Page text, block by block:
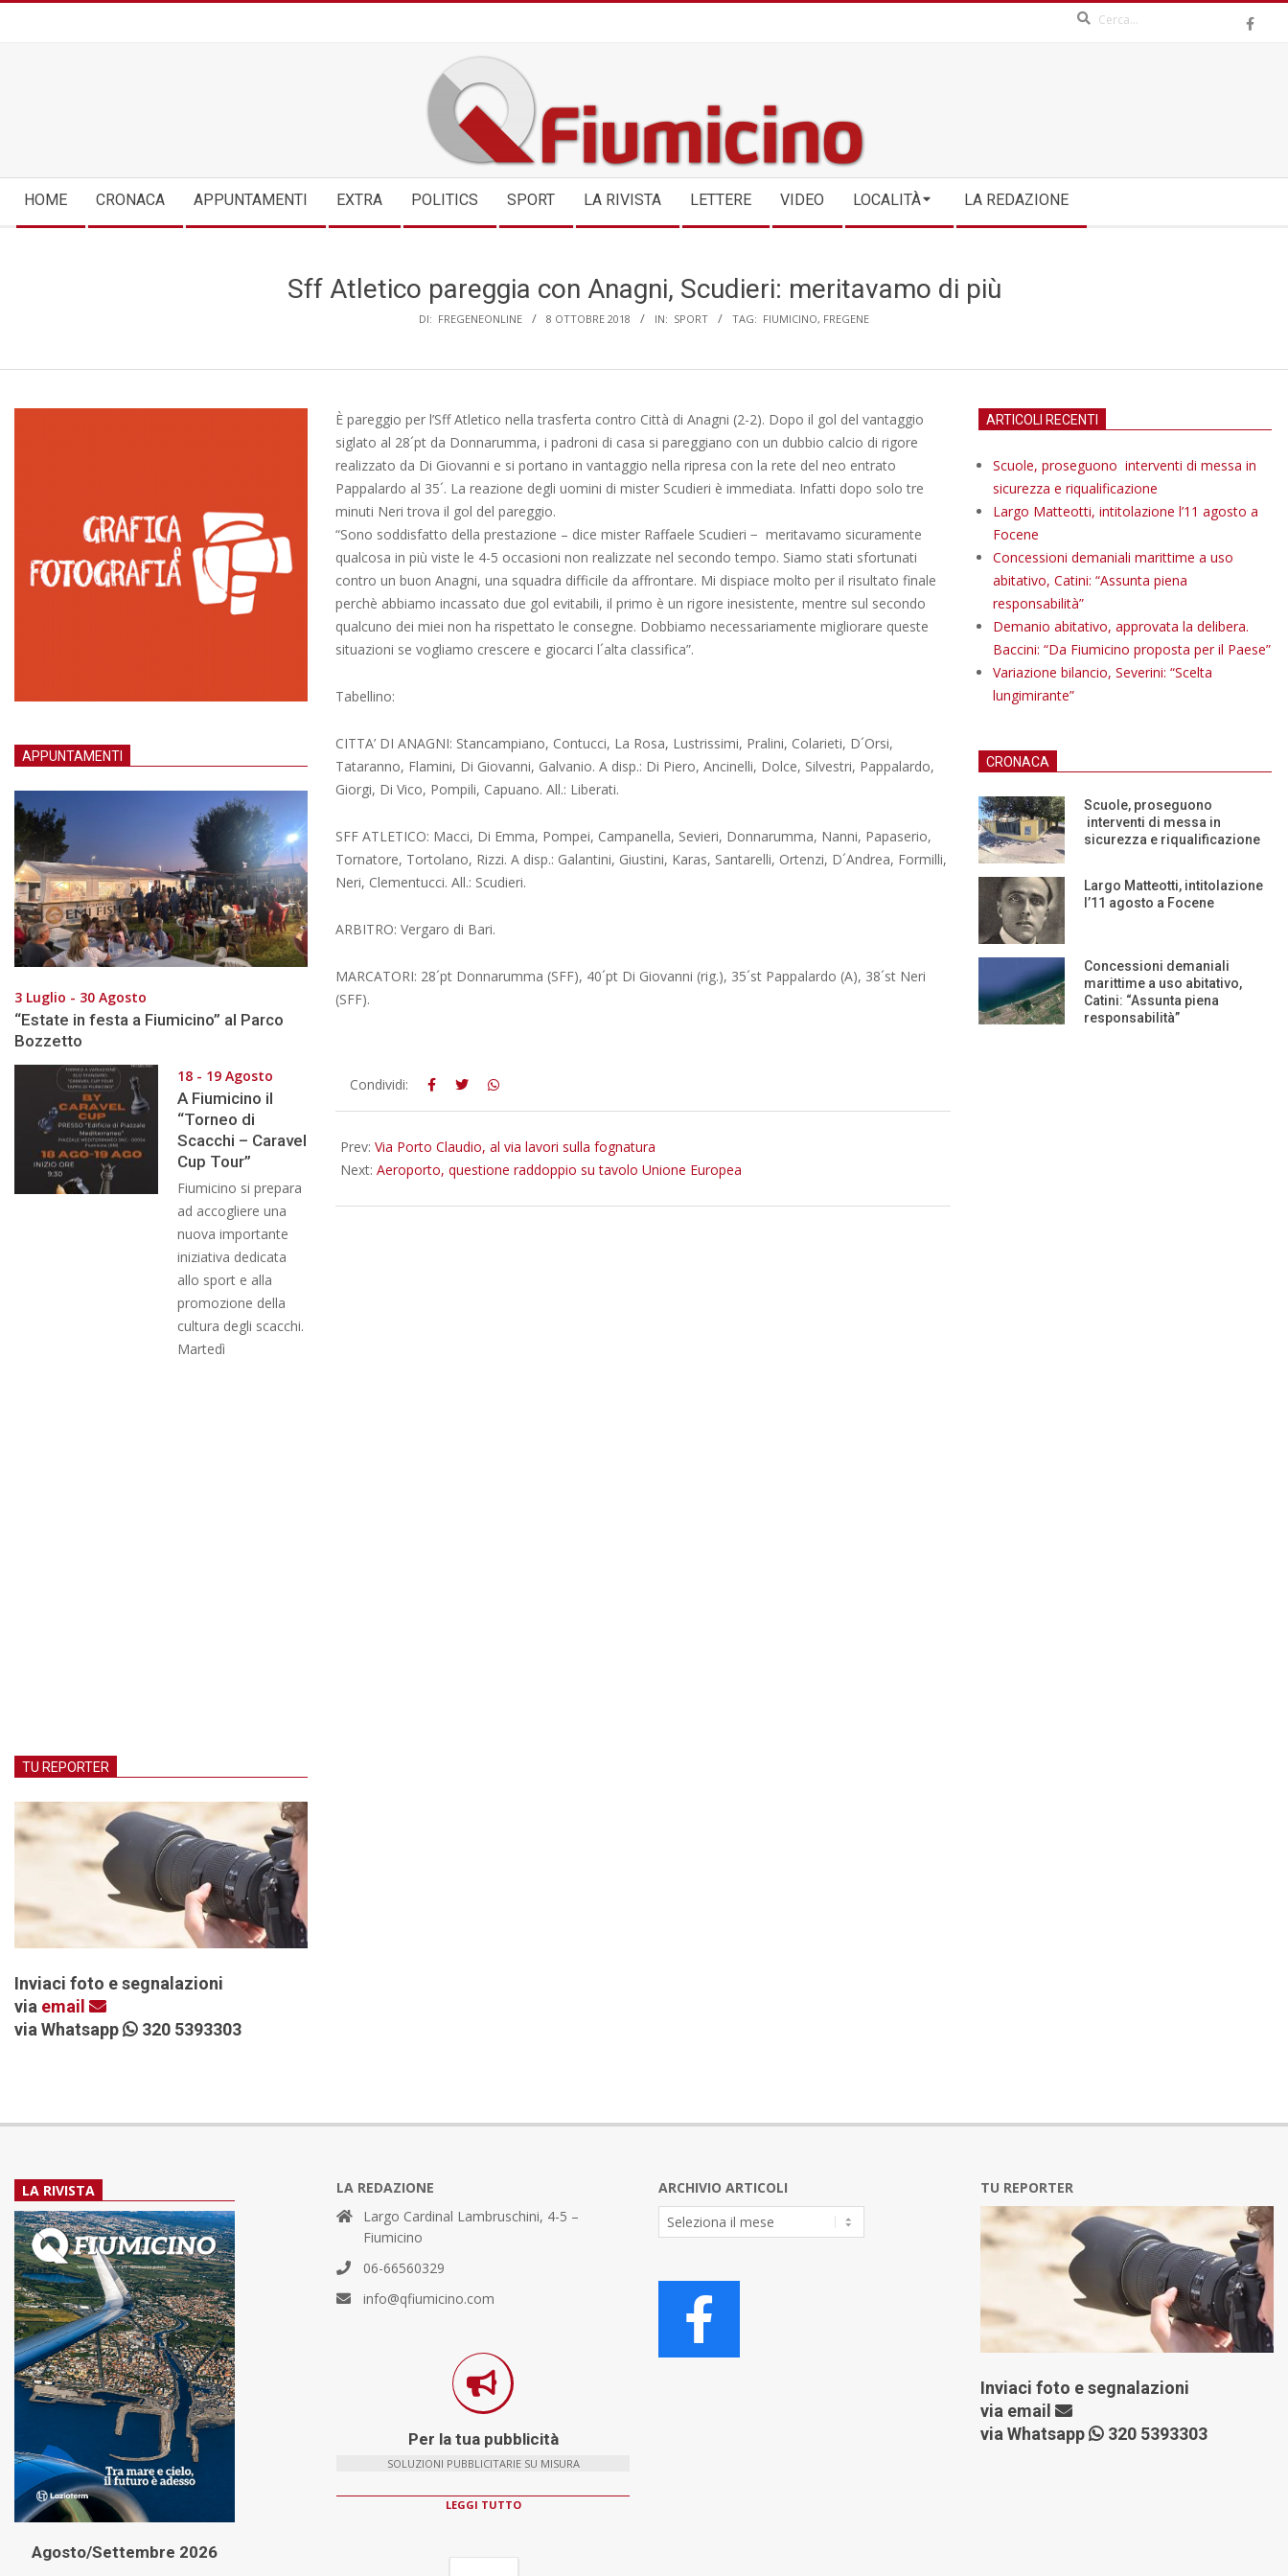
QFIUMICINO.COM
Navigation
Menu
HOME CRONACA APPUNTAMENTI EXTRA POLITICS SPORT LA RIVISTA LETTERE VIDEO LOCALITÀ LA REDAZIONE
Sff Atletico pareggia con Anagni, Scudieri: meritavamo di più
DI: FREGENEONLINE 8 OTTOBRE 2018 IN: SPORT TAG: FIUMICINO, FREGENE
È pareggio per l’Sff Atletico nella trasferta contro Città di Anagni (2-2). Dopo il gol del vantaggio
siglato al 28´pt da Donnarumma, i padroni di casa si pareggiano con un dubbio calcio di rigore
realizzato da Di Giovanni e si portano in vantaggio nella ripresa con la rete del neo entrato
Pappalardo al 35´. La reazione degli uomini di mister Scudieri è immediata. Infatti dopo solo tre
minuti Neri trova il gol del pareggio.
“Sono soddisfatto della prestazione – dice mister Raffaele Scudieri − meritavamo sicuramente
qualcosa in più viste le 4-5 occasioni non realizzate nel secondo tempo. Siamo stati sfortunati
contro un buon Anagni, una squadra difficile da affrontare. Mi dispiace molto per il risultato finale
perchè abbiamo incassato due gol evitabili, il primo è un rigore inesistente, mentre sul secondo
qualcuno dei miei non ha rispettato le consegne. Dobbiamo necessariamente migliorare queste
situazioni se vogliamo crescere e giocarci l´alta classifica”.
Tabellino:
CITTA’ DI ANAGNI: Stancampiano, Contucci, La Rosa, Lustrissimi, Pralini, Colarieti, D´Orsi,
Tataranno, Flamini, Di Giovanni, Galvanio. A disp.: Di Piero, Ancinelli, Dolce, Silvestri, Pappalardo,
Giorgi, Di Vico, Pompili, Capuano. All.: Liberati.
SFF ATLETICO: Macci, Di Emma, Pompei, Campanella, Sevieri, Donnarumma, Nanni, Papaserio,
Tornatore, Tortolano, Rizzi. A disp.: Galantini, Giustini, Karas, Santarelli, Ortenzi, D´Andrea, Formilli,
Neri, Clementucci. All.: Scudieri.
ARBITRO: Vergaro di Bari.
MARCATORI: 28´pt Donnarumma (SFF), 40´pt Di Giovanni (rig.), 35´st Pappalardo (A), 38´st Neri
(SFF).
2018-
10-
Condividi:
Prev: Via Porto Claudio, al via lavori sulla fognatura
Next: Aeroporto, questione raddoppio su tavolo Unione Europea
APPUNTAMENTI
3 Luglio - 30 Agosto
“Estate in festa a Fiumicino” al Parco
Bozzetto
18 - 19 Agosto
A Fiumicino il
“Torneo di
Scacchi – Caravel
Cup Tour”
Fiumicino si prepara
ad accogliere una
nuova importante
iniziativa dedicata
allo sport e alla
promozione della
cultura degli scacchi.
Martedì
TU REPORTER
Inviaci foto e segnalazioni
via email
via Whatsapp
320 5393303
ARTICOLI RECENTI
Scuole, proseguono interventi di messa in
sicurezza e riqualificazione
Largo Matteotti, intitolazione l’11 agosto a
Focene
Concessioni demaniali marittime a uso
abitativo, Catini: “Assunta piena
responsabilità”
Demanio abitativo, approvata la delibera.
Baccini: “Da Fiumicino proposta per il Paese”
Variazione bilancio, Severini: “Scelta
lungimirante”
CRONACA
Scuole, proseguono
interventi di messa in
sicurezza e riqualificazione
Largo Matteotti, intitolazione
l’11 agosto a Focene
Concessioni demaniali
marittime a uso abitativo,
Catini: “Assunta piena
responsabilità”
LA RIVISTA
Agosto/Settembre 2026
LA REDAZIONE
Largo Cardinal Lambruschini, 4-5 –
Fiumicino
06-66560329
info@qfiumicino.com
Per la tua pubblicità
SOLUZIONI PUBBLICITARIE SU MISURA
LEGGI TUTTO
ARCHIVIO ARTICOLI
Archivio
Articoli
TU REPORTER
Inviaci foto e segnalazioni
via email
via Whatsapp
320 5393303